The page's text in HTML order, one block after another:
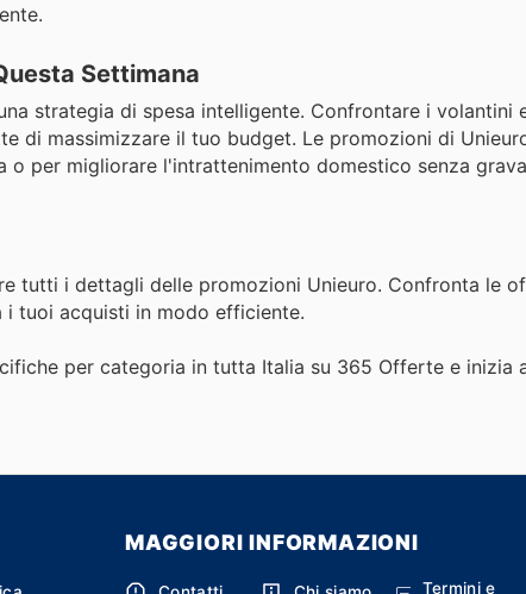
Settimana
strategia di spesa intelligente. Confrontare i volantini
di massimizzare il tuo budget. Le promozioni di
per migliorare l'intrattenimento domestico senza
tutti i dettagli delle promozioni Unieuro. Confronta le
tuoi acquisti in modo efficiente.
per categoria in tutta Italia su 365 Offerte e inizia
MAGGIORI INFORMAZIONI
Termini e